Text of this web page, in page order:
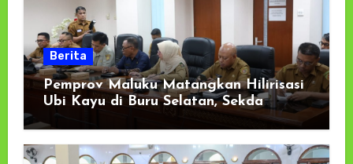
Berita
Pemprov Maluku Matangkan Hilirisasi
Ubi Kayu di Buru Selatan, Sekda
Tekankan Kesiapan Lahan dan
Dukungan Masyarakat